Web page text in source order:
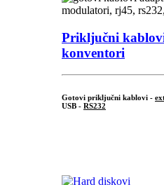
Priključni
konventori
Gotovi priključni kablovi -
USB - RS232